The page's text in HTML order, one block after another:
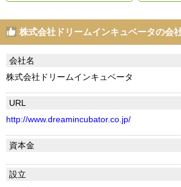
株式会社ドリームインキュベータの会
会社名
株式会社ドリームインキュベータ
URL
http://www.dreamincubator.co.jp/
資本金
設立